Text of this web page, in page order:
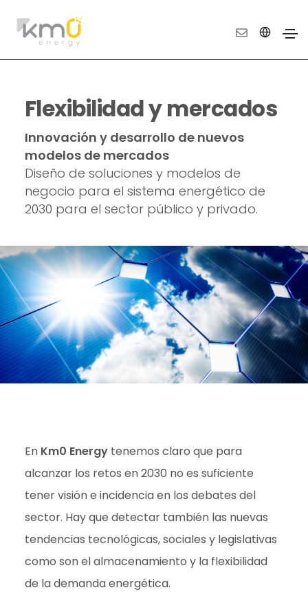
Flexibilidad y mercados
Innovación y desarrollo de nuevos
modelos de mercados
Diseño de soluciones y modelos de
negocio para el sistema energético de
2030 para el sector público y privado.
En Km0 Energytenemos claro que para
alcanzar los retos en 2030 no es suficiente
tener visión e incidencia en los debates del
sector. Hay que detectar también las nuevas
tendencias tecnológicas, sociales y legislativas
como son el almacenamiento y la flexibilidad
de la demanda energética.